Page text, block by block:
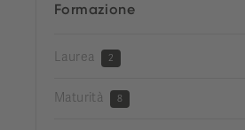
Formazione
Laurea 2
Maturità 8